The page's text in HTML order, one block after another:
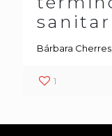
Bárbara
1